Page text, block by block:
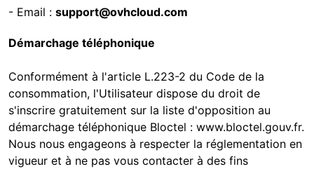
- Email : support@ovhcloud.com
Démarchage téléphonique
Conformément à l'article L.223-2 du Code de la
consommation, l'Utilisateur dispose du droit de
s'inscrire gratuitement sur la liste d'opposition au
démarchage téléphonique Bloctel : www.bloctel.gouv.fr.
Nous nous engageons à respecter la réglementation en
vigueur et à ne pas vous contacter à des fins